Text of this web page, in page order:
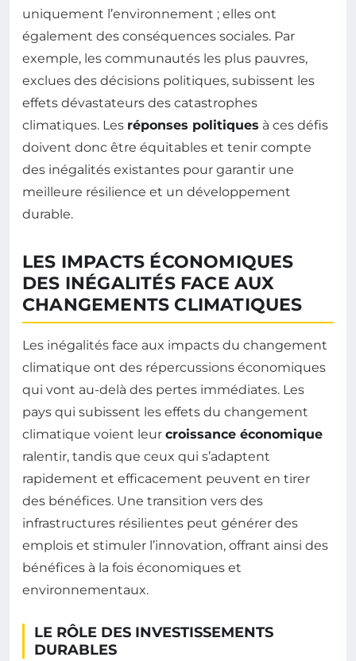
uniquement l’environnement ; elles ont
également des conséquences sociales. Par
exemple, les communautés les plus pauvres,
exclues des décisions politiques, subissent les
effets dévastateurs des catastrophes
climatiques. Les réponses politiques à ces défis
doivent donc être équitables et tenir compte
des inégalités existantes pour garantir une
meilleure résilience et un développement
durable.
LES IMPACTS ÉCONOMIQUES
DES INÉGALITÉS FACE AUX
CHANGEMENTS CLIMATIQUES
Les inégalités face aux impacts du changement
climatique ont des répercussions économiques
qui vont au-delà des pertes immédiates. Les
pays qui subissent les effets du changement
climatique voient leur croissance économique
ralentir, tandis que ceux qui s’adaptent
rapidement et efficacement peuvent en tirer
des bénéfices. Une transition vers des
infrastructures résilientes peut générer des
emplois et stimuler l’innovation, offrant ainsi des
bénéfices à la fois économiques et
environnementaux.
LE RÔLE DES INVESTISSEMENTS
DURABLES